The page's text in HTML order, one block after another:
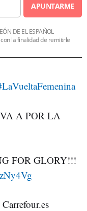
APUNTARME
DE EL ESPAÑOL
con la finalidad de remitirle
A POR LA
FOR GLORY!!!